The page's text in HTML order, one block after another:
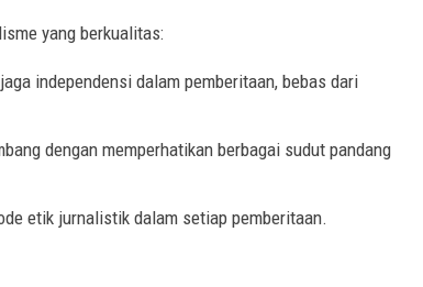
yang berkualitas:
independensi dalam pemberitaan, bebas dari
dengan memperhatikan berbagai sudut pandang
etik jurnalistik dalam setiap pemberitaan.